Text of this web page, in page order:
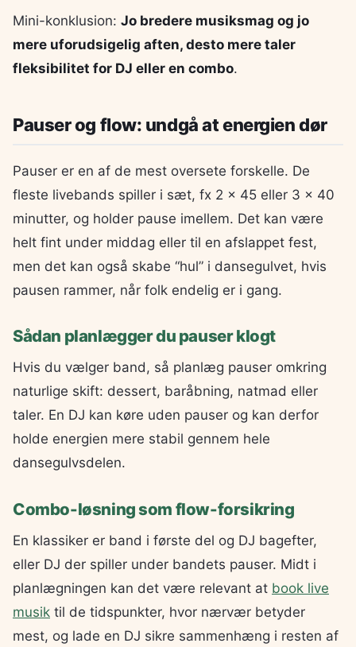
Mini-konklusion: Jo bredere musiksmag og jo
mere uforudsigelig aften, desto mere taler
fleksibilitet for DJ eller en combo.
Pauser og flow: undgå at energien dør
Pauser er en af de mest oversete forskelle. De
fleste livebands spiller i sæt, fx 2 x 45 eller 3 x 40
minutter, og holder pause imellem. Det kan være
helt fint under middag eller til en afslappet fest,
men det kan også skabe “hul” i dansegulvet, hvis
pausen rammer, når folk endelig er i gang.
Sådan planlægger du pauser klogt
Hvis du vælger band, så planlæg pauser omkring
naturlige skift: dessert, baråbning, natmad eller
taler. En DJ kan køre uden pauser og kan derfor
holde energien mere stabil gennem hele
dansegulvsdelen.
Combo-løsning som flow-forsikring
En klassiker er band i første del og DJ bagefter,
eller DJ der spiller under bandets pauser. Midt i
planlægningen kan det være relevant at book live
musik til de tidspunkter, hvor nærvær betyder
mest, og lade en DJ sikre sammenhæng i resten af